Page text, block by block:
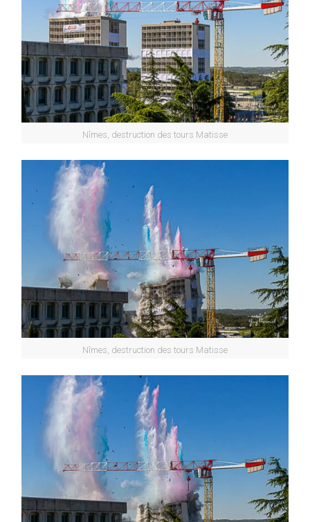
Nîmes, destruction des tours Matisse
Nîmes, destruction des tours Matisse